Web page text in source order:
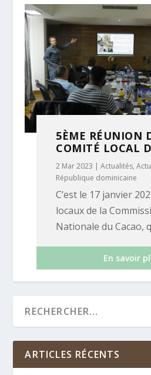
5ÈME RÉUNION
COMITÉ LOCAL
2 Mar 2023 |Actualités,
République dominicaine
C’est le 17 janvier
locaux de la
Nationale du Cacao,
En savoir
ARTICLES RÉCENTS